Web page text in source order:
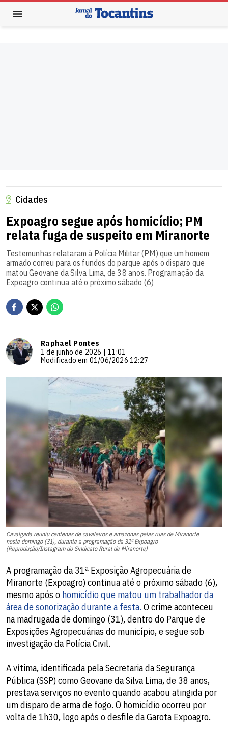
Cidades
Expoagro segue após homicídio; PM
relata fuga de suspeito em Miranorte
Testemunhas relataram à Polícia Militar (PM) que um homem
armado correu para os fundos do parque após o disparo que
matou Geovane da Silva Lima, de 38 anos. Programação da
Expoagro continua até o próximo sábado (6)
Raphael Pontes
1 de junho de 2026 | 11:01
Modificado em 01/06/2026 12:27
Cavalgada reuniu centenas de cavaleiros e amazonas pelas ruas de Miranorte
neste domingo (31), durante a programação da 31ª Expoagro
(Reprodução/Instagram do Sindicato Rural de Miranorte)
A programação da 31ª Exposição Agropecuária de
Miranorte (Expoagro) continua até o próximo sábado (6),
mesmo após o homicídio que matou um trabalhador da
área de sonorização durante a festa. O crime aconteceu
na madrugada de domingo (31), dentro do Parque de
Exposições Agropecuárias do município, e segue sob
investigação da Polícia Civil.
A vítima, identificada pela Secretaria da Segurança
Pública (SSP) como Geovane da Silva Lima, de 38 anos,
prestava serviços no evento quando acabou atingida por
um disparo de arma de fogo. O homicídio ocorreu por
volta de 1h30, logo após o desfile da Garota Expoagro.